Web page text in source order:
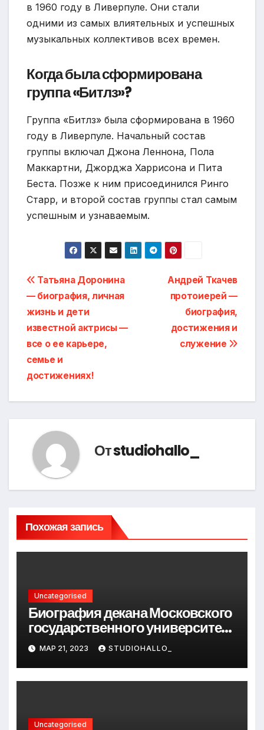
в 1960 году в Ливерпуле. Они стали
одними из самых влиятельных и успешных
музыкальных коллективов всех времен.
Когда была сформирована
группа «Битлз»?
Группа «Битлз» была сформирована в 1960
году в Ливерпуле. Начальный состав
группы включал Джона Леннона, Пола
Маккартни, Джорджа Харрисона и Пита
Беста. Позже к ним присоединился Ринго
Старр, и второй состав группы стал самым
успешным и узнаваемым.
Навигация
по
записям
Андрей Ткачев
протоиерей —
биография,
достижения и
служение
Татьяна Доронина
— биография, личная
жизнь и дети
известной актрисы —
все о ее карьере,
семье и
достижениях!
Отstudiohallo_
Похожая запись
Uncategorised
Биография декана Московского
государственного университета
Андрея Сидорова — от студента
до руководителя
МАР 21, 2023 STUDIOHALLO_
Uncategorised